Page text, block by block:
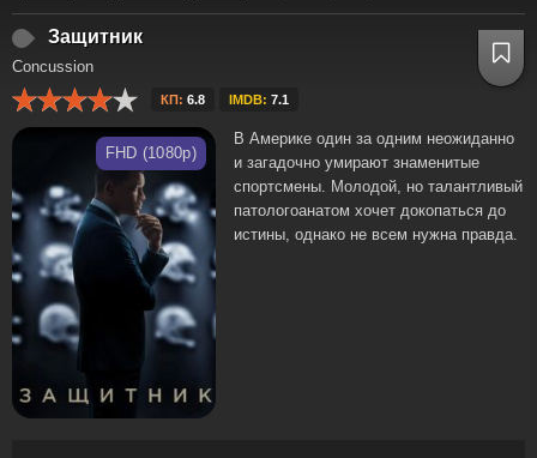
Защитник
Concussion
КП: 6.8 IMDB: 7.1
FHD (1080p)
В Америке один за одним неожиданно
и загадочно умирают знаменитые
спортсмены. Молодой, но талантливый
патологоанатом хочет докопаться до
истины, однако не всем нужна правда.